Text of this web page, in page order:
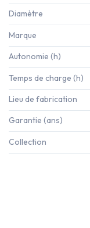
Diamètre
Marque
Autonomie (h)
Temps de charge (h)
Lieu de fabrication
Garantie (ans)
Collection